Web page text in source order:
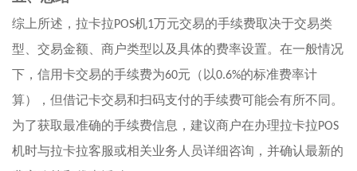
综上所述，拉卡拉POS机1万元交易的手续费取决于交易类
型、交易金额、商户类型以及具体的费率设置。在一般情况
下，信用卡交易的手续费为60元（以0.6%的标准费率计
算），但借记卡交易和扫码支付的手续费可能会有所不同。
为了获取最准确的手续费信息，建议商户在办理拉卡拉POS
机时与拉卡拉客服或相关业务人员详细咨询，并确认最新的